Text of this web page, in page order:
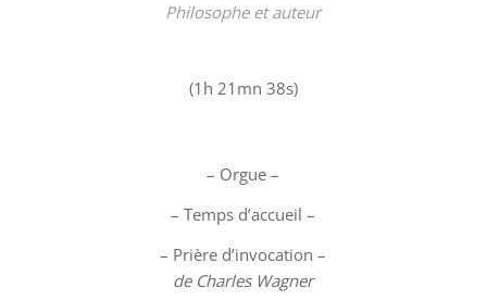
Philosophe et auteur
(1h 21mn 38s)
– Orgue –
– Temps d’accueil –
– Prière d’invocation –
de Charles Wagner